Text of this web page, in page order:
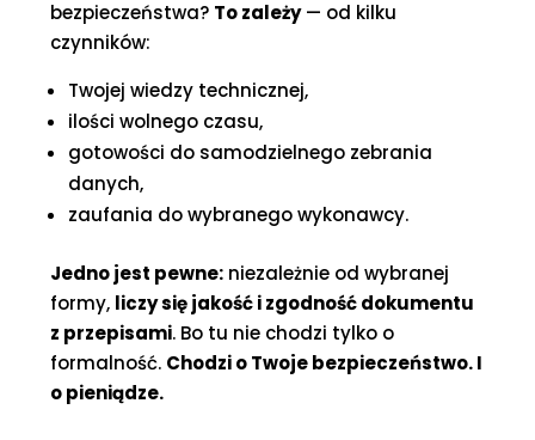
bezpieczeństwa? To zależy— od kilku
czynników:
Twojej wiedzy technicznej,
ilości wolnego czasu,
gotowości do samodzielnego zebrania
danych,
zaufania do wybranego wykonawcy.
Jedno jest pewne: niezależnie od wybranej
formy, liczy się jakość i zgodność dokumentu
z przepisami. Bo tu nie chodzi tylko o
formalność. Chodzi o Twoje bezpieczeństwo. I
o pieniądze.